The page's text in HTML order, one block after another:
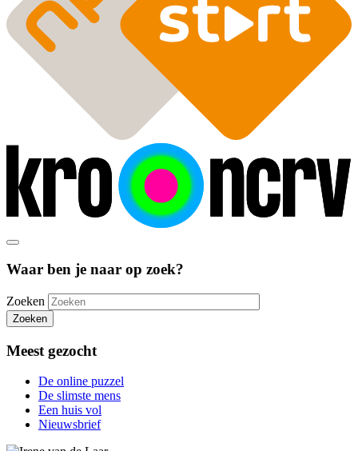
Waar ben je naar op zoek?
Zoeken
Zoeken
Meest gezocht
De online puzzel
De slimste mens
Een huis vol
Nieuwsbrief